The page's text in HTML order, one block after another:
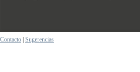
Contacto Sugerencias